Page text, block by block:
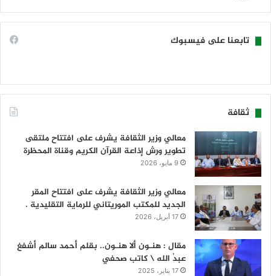
تابعنا على فيسبوك
ثقافة
معالي وزير الثقافة يشرف على افتتاح ملتقى
تطوير ورش إذاعة القرآن الكريم وقناة المحظرة
9 مايو، 2026
معالي وزير الثقافة يشرف على افتتاح المقر
الجديد للمكتب الموريتاني للرماية التقليدية .
17 أبريل، 2026
مقال : هنـون ألا هنـون.. بقلم أحمد سالم أشفغ
عبدُ الله \ كاتب صحفي
17 يناير، 2025